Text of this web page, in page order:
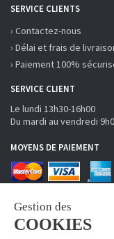
SERVICE CLIENTS
› Contactez-nous
› Délai et frais de
› Paiement 100%
SERVICE CLIENT
Le lundi 13h30-16h00
Du mardi au vendredi
MOYENS DE PAIEMENT
RECEVOIR LA